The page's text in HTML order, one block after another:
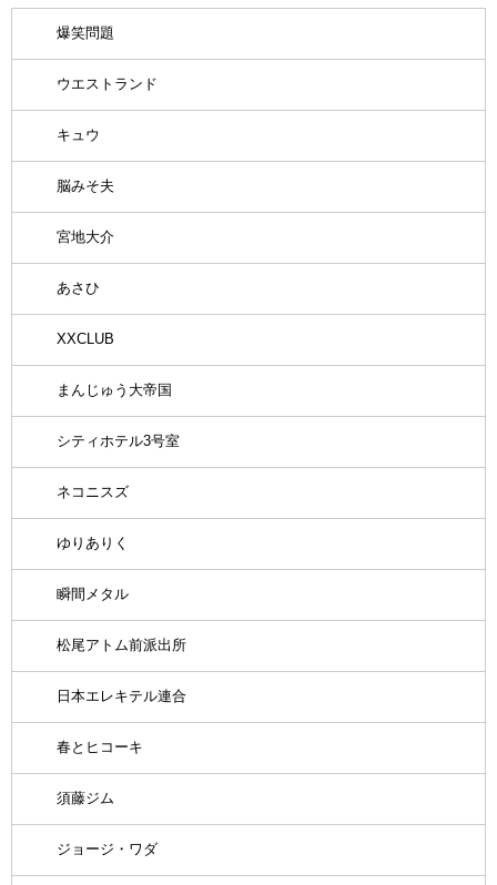
爆笑問題
ウエストランド
キュウ
脳みそ夫
宮地大介
あさひ
XXCLUB
まんじゅう大帝国
シティホテル3号室
ネコニスズ
ゆりありく
瞬間メタル
松尾アトム前派出所
日本エレキテル連合
春とヒコーキ
須藤ジム
ジョージ・ワダ